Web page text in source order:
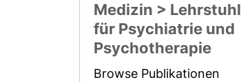
Medizin > Lehrstuhl
für Psychiatrie und
Psychotherapie
Browse Publikationen